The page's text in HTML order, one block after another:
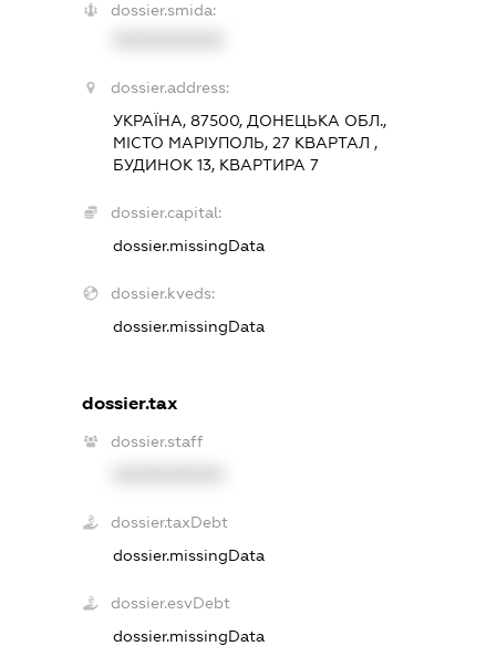
dossier.smida:
dossier.address:
УКРАЇНА, 87500, ДОНЕЦЬКА ОБЛ.,
МІСТО МАРІУПОЛЬ, 27 КВАРТАЛ ,
БУДИНОК 13, КВАРТИРА 7
dossier.capital:
dossier.missingData
dossier.kveds:
dossier.missingData
dossier.tax
dossier.staff
dossier.taxDebt
dossier.missingData
dossier.esvDebt
dossier.missingData